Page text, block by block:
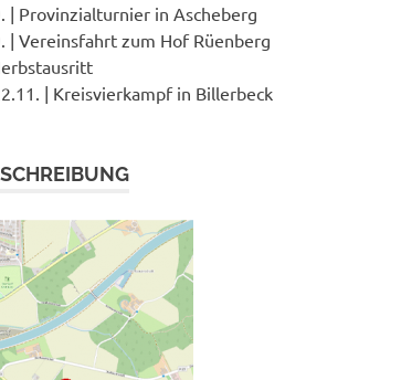
| Provinzialturnier in Ascheberg
| Vereinsfahrt zum Hof Rüenberg
| Kreisvierkampf in Billerbeck